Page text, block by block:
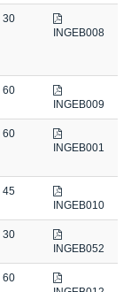
30
INGEB008
60
INGEB009
60
INGEB001
45
INGEB010
30
INGEB052
60